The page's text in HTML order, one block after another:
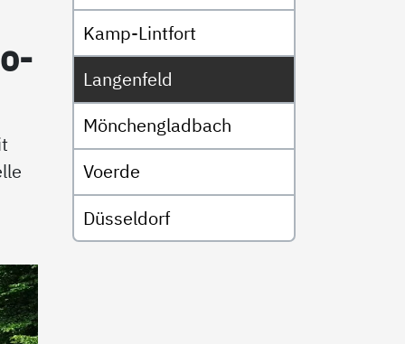
Kamp-Lintfort
Langenfeld
Mönchengladbach
Voerde
Düsseldorf